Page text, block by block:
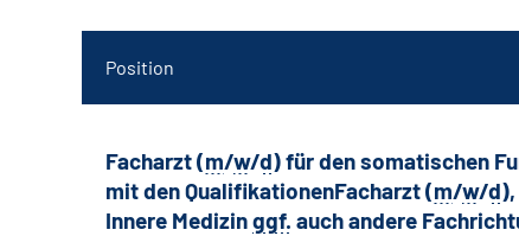
Position
Facharzt (m/w/d) für den somatischen
mit den QualifikationenFacharzt (m/w/d
Innere Medizinggf. auch andere